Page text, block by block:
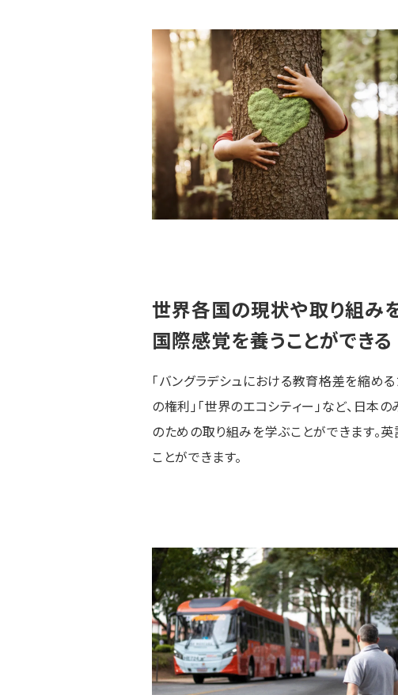
世界各国の現状や取り組み
国際感覚を養うことができる
「バングラデシュにおける教育格差を縮め
の権利」「世界のエコシティー」など、日
のための取り組みを学ぶことができます。
ことができます。